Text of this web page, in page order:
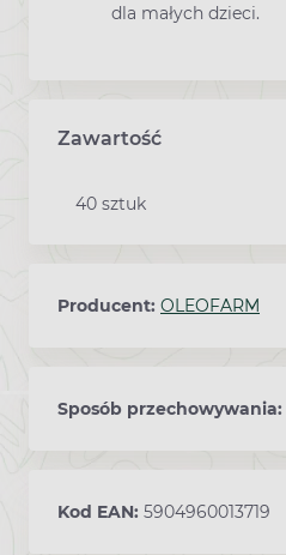
dla małych dzieci.
Zawartość
40 sztuk
Producent: OLEOFARM
Sposób przechowywania:
Kod EAN: 5904960013719